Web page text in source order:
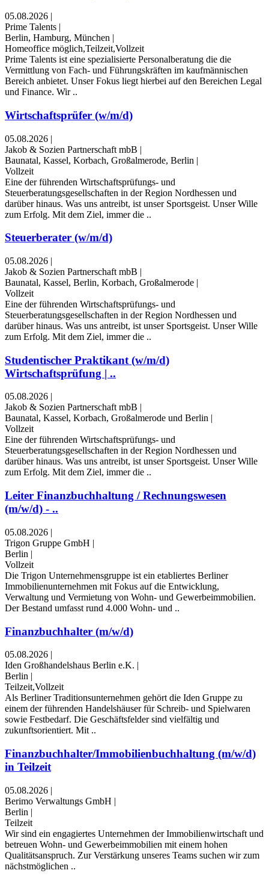
05.08.2026 |
Prime Talents |
Berlin, Hamburg, München |
Homeoffice möglich,Teilzeit,Vollzeit
Prime Talents ist eine spezialisierte Personalberatung die die
Vermittlung von Fach- und Führungskräften im kaufmännischen
Bereich anbietet. Unser Fokus liegt hierbei auf den Bereichen Legal
und Finance. Wir ..
Wirtschaftsprüfer (w/m/d)
05.08.2026 |
Jakob & Sozien Partnerschaft mbB |
Baunatal, Kassel, Korbach, Großalmerode, Berlin |
Vollzeit
Eine der führenden Wirtschaftsprüfungs- und
Steuerberatungsgesellschaften in der Region Nordhessen und
darüber hinaus. Was uns antreibt, ist unser Sportsgeist. Unser Wille
zum Erfolg. Mit dem Ziel, immer die ..
Steuerberater (w/m/d)
05.08.2026 |
Jakob & Sozien Partnerschaft mbB |
Baunatal, Kassel, Berlin, Korbach, Großalmerode |
Vollzeit
Eine der führenden Wirtschaftsprüfungs- und
Steuerberatungsgesellschaften in der Region Nordhessen und
darüber hinaus. Was uns antreibt, ist unser Sportsgeist. Unser Wille
zum Erfolg. Mit dem Ziel, immer die ..
Studentischer Praktikant (w/m/d)
Wirtschaftsprüfung | ..
05.08.2026 |
Jakob & Sozien Partnerschaft mbB |
Baunatal, Kassel, Korbach, Großalmerode und Berlin |
Vollzeit
Eine der führenden Wirtschaftsprüfungs- und
Steuerberatungsgesellschaften in der Region Nordhessen und
darüber hinaus. Was uns antreibt, ist unser Sportsgeist. Unser Wille
zum Erfolg. Mit dem Ziel, immer die ..
Leiter Finanzbuchhaltung / Rechnungswesen
(m/w/d) - ..
05.08.2026 |
Trigon Gruppe GmbH |
Berlin |
Vollzeit
Die Trigon Unternehmensgruppe ist ein etabliertes Berliner
Immobilienunternehmen mit Fokus auf die Entwicklung,
Verwaltung und Vermietung von Wohn- und Gewerbeimmobilien.
Der Bestand umfasst rund 4.000 Wohn- und ..
Finanzbuchhalter (m/w/d)
05.08.2026 |
Iden Großhandelshaus Berlin e.K. |
Berlin |
Teilzeit,Vollzeit
Als Berliner Traditionsunternehmen gehört die Iden Gruppe zu
einem der führenden Handelshäuser für Schreib- und Spielwaren
sowie Festbedarf. Die Geschäftsfelder sind vielfältig und
zukunftsorientiert. Mit ..
Finanzbuchhalter/Immobilienbuchhaltung (m/w/d)
in Teilzeit
05.08.2026 |
Berimo Verwaltungs GmbH |
Berlin |
Teilzeit
Wir sind ein engagiertes Unternehmen der Immobilienwirtschaft und
betreuen Wohn- und Gewerbeimmobilien mit einem hohen
Qualitätsanspruch. Zur Verstärkung unseres Teams suchen wir zum
nächstmöglichen ..